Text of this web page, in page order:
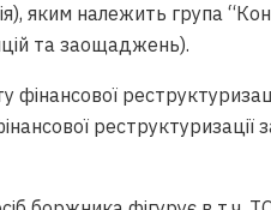
яким належить група
та заощаджень).
фінансової
реструктуризації